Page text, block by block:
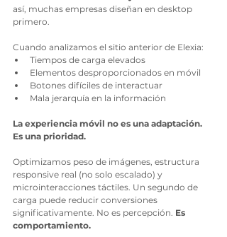
así, muchas empresas diseñan en desktop
primero.
Cuando analizamos el sitio anterior de Elexia:
Tiempos de carga elevados
Elementos desproporcionados en móvil
Botones difíciles de interactuar
Mala jerarquía en la información
La experiencia móvil no es una adaptación.
Es una prioridad.
Optimizamos peso de imágenes, estructura
responsive real (no solo escalado) y
microinteracciones táctiles. Un segundo de
carga puede reducir conversiones
significativamente. No es percepción. Es
comportamiento.